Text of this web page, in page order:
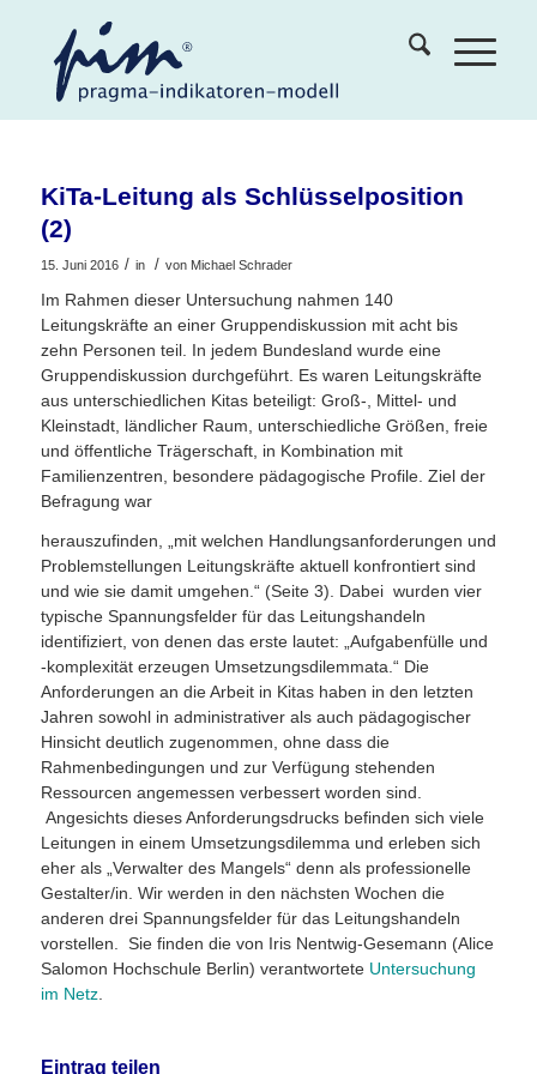
KiTa-Leitung als Schlüsselposition
(2)
15. Juni 2016 / in / von Michael Schrader
Im Rahmen dieser Untersuchung nahmen 140
Leitungskräfte an einer Gruppendiskussion mit acht bis
zehn Personen teil. In jedem Bundesland wurde eine
Gruppendiskussion durchgeführt. Es waren Leitungskräfte
aus unterschiedlichen Kitas beteiligt: Groß-, Mittel- und
Kleinstadt, ländlicher Raum, unterschiedliche Größen, freie
und öffentliche Trägerschaft, in Kombination mit
Familienzentren, besondere pädagogische Profile. Ziel der
Befragung war
herauszufinden, „mit welchen Handlungsanforderungen und
Problemstellungen Leitungskräfte aktuell konfrontiert sind
und wie sie damit umgehen.“ (Seite 3). Dabei wurden vier
typische Spannungsfelder für das Leitungshandeln
identifiziert, von denen das erste lautet: „Aufgabenfülle und
-komplexität erzeugen Umsetzungsdilemmata.“ Die
Anforderungen an die Arbeit in Kitas haben in den letzten
Jahren sowohl in administrativer als auch pädagogischer
Hinsicht deutlich zugenommen, ohne dass die
Rahmenbedingungen und zur Verfügung stehenden
Ressourcen angemessen verbessert worden sind.
Angesichts dieses Anforderungsdrucks befinden sich viele
Leitungen in einem Umsetzungsdilemma und erleben sich
eher als „Verwalter des Mangels“ denn als professionelle
Gestalter/in. Wir werden in den nächsten Wochen die
anderen drei Spannungsfelder für das Leitungshandeln
vorstellen. Sie finden die von Iris Nentwig-Gesemann (Alice
Salomon Hochschule Berlin) verantwortete Untersuchung
im Netz.
Eintrag teilen